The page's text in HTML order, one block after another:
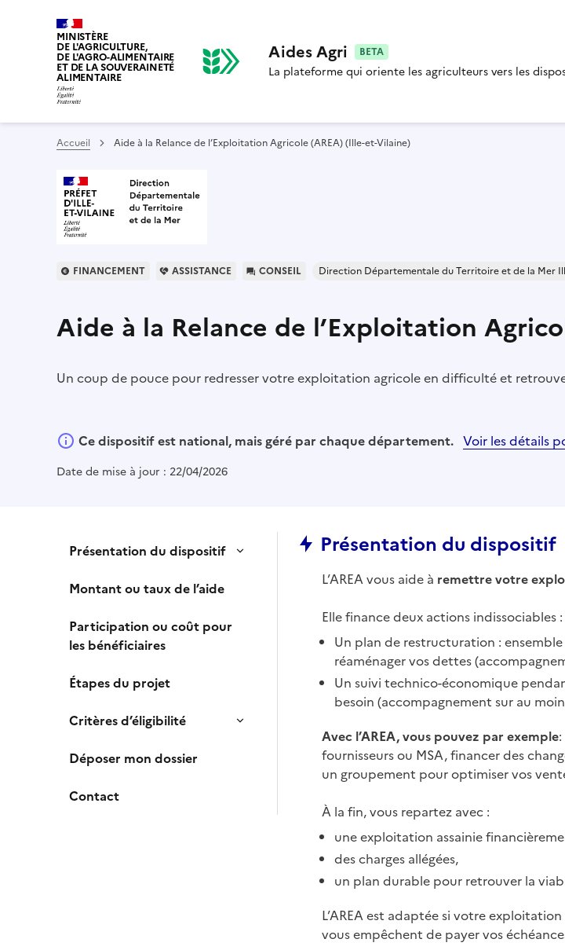
MINISTÈRE
DE L'AGRICULTURE,
DE L'AGRO-ALIMENTAIRE
ET DE LA SOUVERAINETÉ
ALIMENTAIRE
Aides Agri BETA
La plateforme qui oriente les agriculteurs vers les
Accueil Aide à la Relance de l’Exploitation Agricole (AREA) (Ille-et-Vilaine)
FINANCEMENT ASSISTANCE CONSEIL Direction Départementale du Territoire et de la Mer
Aide à la Relance de l’Exploitation
Un coup de pouce pour redresser votre exploitation agricole en difficulté et
Ce dispositif est national, mais géré par chaque département. Voir les détails
Date de mise à jour : 22/04/2026
Présentation du dispositif
Montant ou taux de l’aide
Participation ou coût pour
les bénéficiaires
Étapes du projet
Critères d’éligibilité
Déposer mon dossier
Contact
Présentation du dispositif
L’AREA vous aide à remettre votre
Elle finance deux actions indissociables :
Un plan de restructuration :
réaménager vos dettes
Un suivi technico-économique
besoin (accompagnement sur au
Avec l’AREA, vous pouvez par exemple
fournisseurs ou MSA, financer des
un groupement pour optimiser vos
À la fin, vous repartez avec :
une exploitation assainie
des charges allégées,
un plan durable pour retrouver la
L’AREA est adaptée si votre
vous empêchent de payer vos